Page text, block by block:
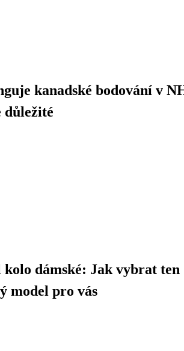
kanadské bodování v
důležité
kolo dámské: Jak vybrat ten
model pro vás